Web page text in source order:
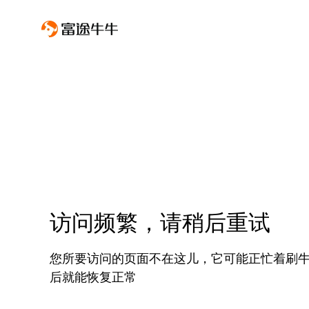
访问频繁，请稍后重试
您所要访问的页面不在这儿，它可能正忙着刷
后就能恢复正常